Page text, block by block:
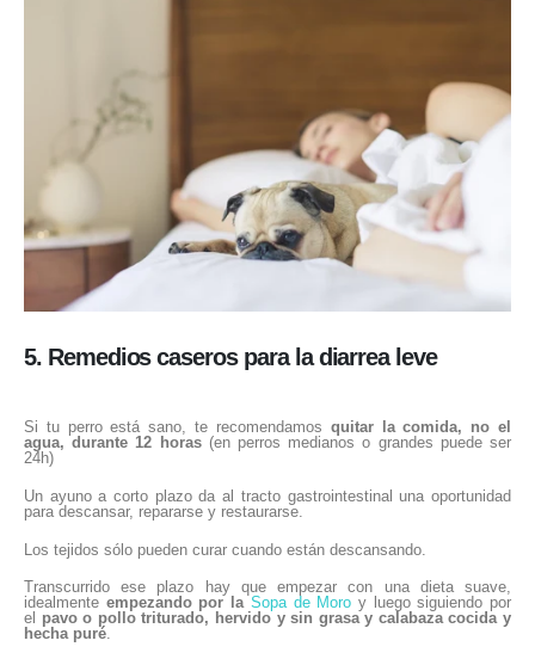
5. Remedios caseros para la diarrea leve
Si tu perro está sano, te recomendamos quitar la comida, no el
agua, durante 12 horas (en perros medianos o grandes puede ser
24h)
Un ayuno a corto plazo da al tracto gastrointestinal una oportunidad
para descansar, repararse y restaurarse.
Los tejidos sólo pueden curar cuando están descansando.
Transcurrido ese plazo hay que empezar con una dieta suave,
idealmente empezando por la Sopa de Moro y luego siguiendo por
el pavo o pollo triturado, hervido y sin grasa y calabaza cocida y
hecha puré.